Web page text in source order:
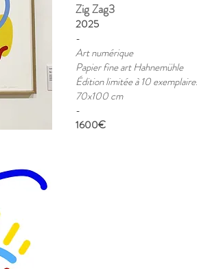
Zig Zag3
2025
-
Art numérique
Papier fine art Hahnemühle
Édition limitée à 10
70x100 cm
​-
1600€